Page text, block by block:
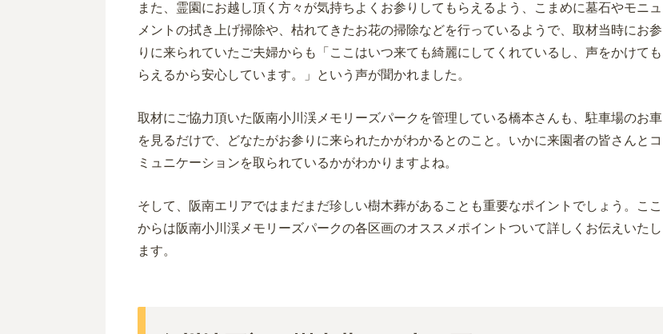
また、霊園にお越し頂く方々が気持ちよくお参りしてもらえるよう、こまめに墓石やモニュ
メントの拭き上げ掃除や、枯れてきたお花の掃除などを行っているようで、取材当時にお参
りに来られていたご夫婦からも「ここはいつ来ても綺麗にしてくれているし、声をかけても
らえるから安心しています。」という声が聞かれました。
取材にご協力頂いた阪南小川渓メモリーズパークを管理している橋本さんも、駐車場のお車
を見るだけで、どなたがお参りに来られたかがわかるとのこと。いかに来園者の皆さんとコ
ミュニケーションを取られているかがわかりますよね。
そして、阪南エリアではまだまだ珍しい樹木葬があることも重要なポイントでしょう。ここ
からは阪南小川渓メモリーズパークの各区画のオススメポイントついて詳しくお伝えいたし
ます。